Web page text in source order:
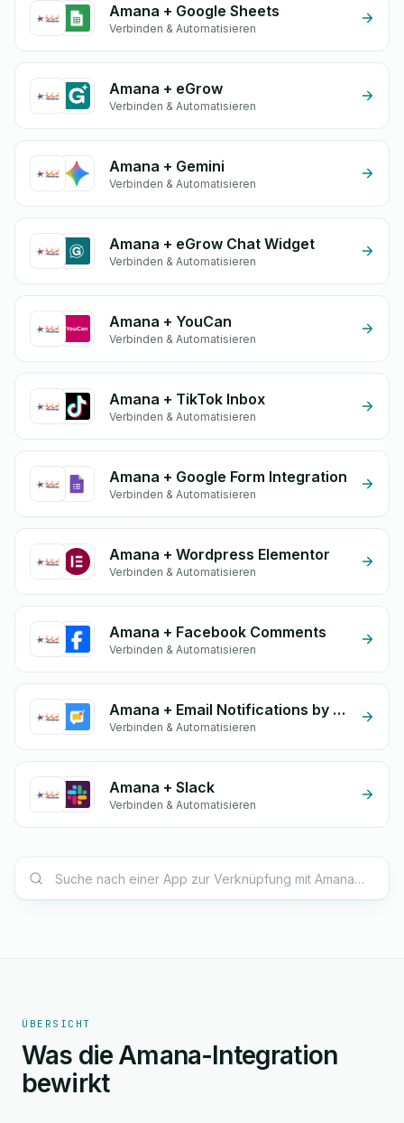
Amana + Google Sheets
Verbinden & Automatisieren
Amana + eGrow
Verbinden & Automatisieren
Amana + Gemini
Verbinden & Automatisieren
Amana + eGrow Chat Widget
Verbinden & Automatisieren
Amana + YouCan
Verbinden & Automatisieren
Amana + TikTok Inbox
Verbinden & Automatisieren
Amana + Google Form Integration
Verbinden & Automatisieren
Amana + Wordpress Elementor
Verbinden & Automatisieren
Amana + Facebook Comments
Verbinden & Automatisieren
Amana + Email Notifications by eGrow
Verbinden & Automatisieren
Amana + Slack
Verbinden & Automatisieren
ÜBERSICHT
Was die Amana-Integration
bewirkt